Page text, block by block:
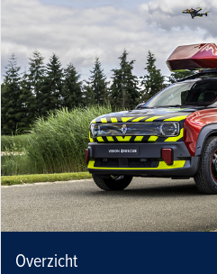
Overzicht